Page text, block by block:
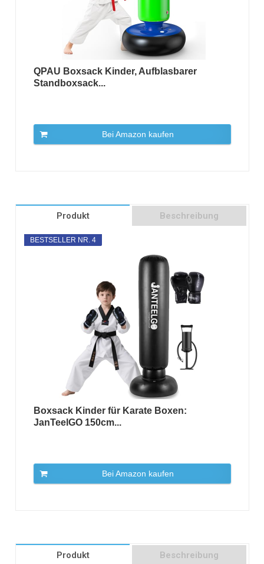
QPAU Boxsack Kinder, Aufblasbarer
Standboxsack...
Bei Amazon kaufen
Produkt Beschreibung
BESTSELLER NR. 4
Boxsack Kinder für Karate Boxen:
JanTeelGO 150cm...
Bei Amazon kaufen
Produkt Beschreibung